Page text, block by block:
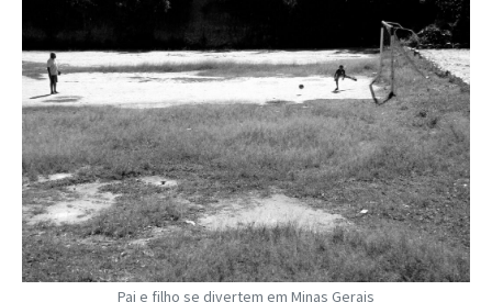
Pai e filho se divertem em Minas Gerais